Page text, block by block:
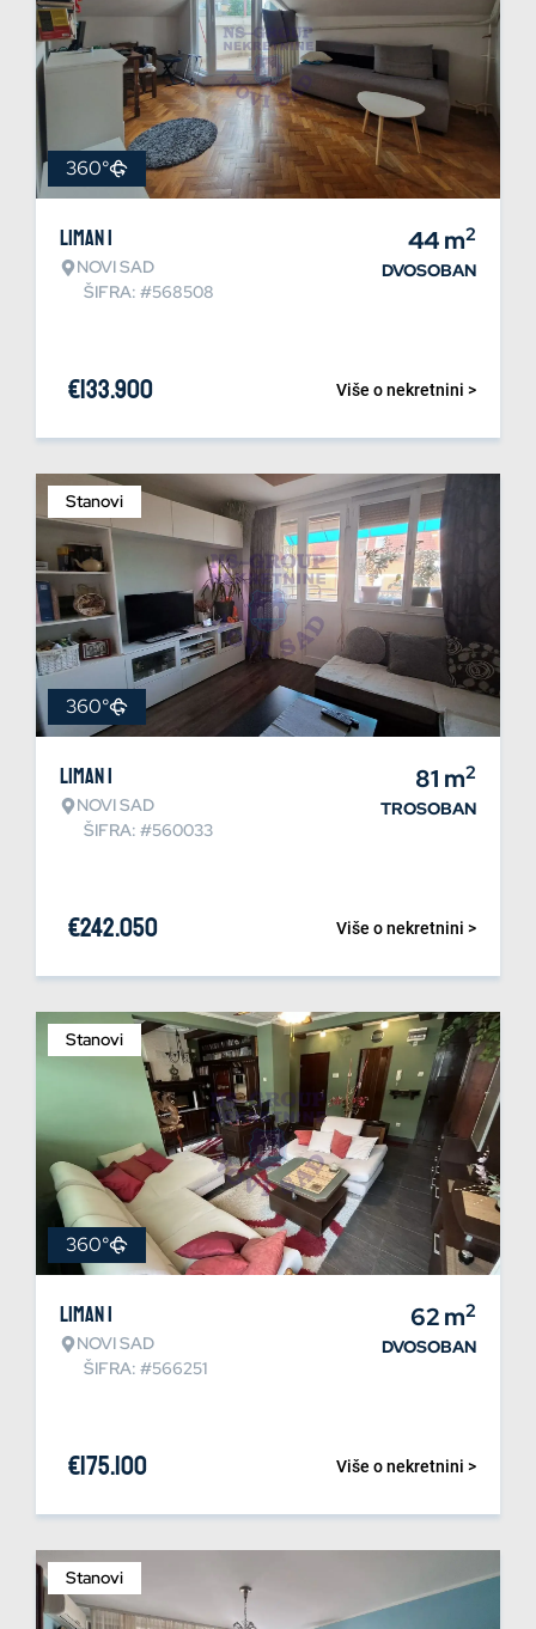
360°
Liman 1
NOVI SAD
ŠIFRA: #568508
44m2
DVOSOBAN
Više o nekretnini >
€133.900
Stanovi
360°
Liman 1
NOVI SAD
ŠIFRA: #560033
81 m2
TROSOBAN
Više o nekretnini >
€242.050
Stanovi
360°
Liman 1
NOVI SAD
ŠIFRA: #566251
62m2
DVOSOBAN
Više o nekretnini >
€175.100
Stanovi